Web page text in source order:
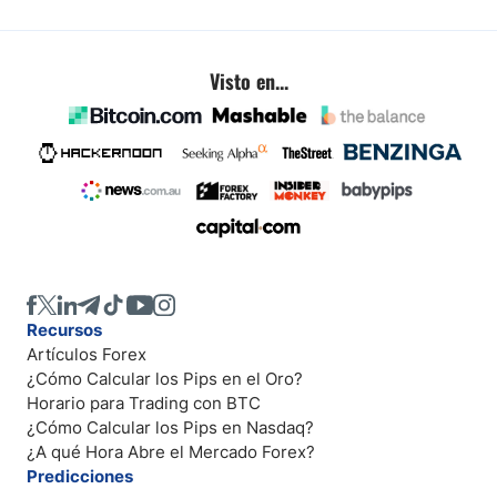
Visto en...
Recursos
Artículos Forex
¿Cómo Calcular los Pips en el Oro?
Horario para Trading con BTC
¿Cómo Calcular los Pips en Nasdaq?
¿A qué Hora Abre el Mercado Forex?
Predicciones